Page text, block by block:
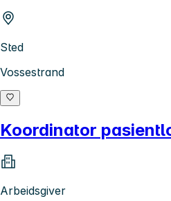
Sted
Vossestrand
Koordinator
Arbeidsgiver